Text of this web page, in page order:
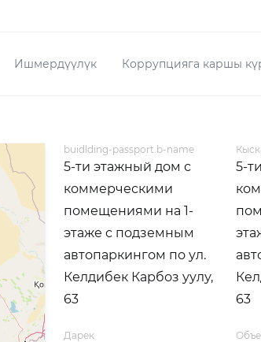
Ишмердүүлүк Коррупцияга каршы
buidlding-passport.b-name
5-ти этажный дом с
коммерческими
помещениями на 1-
этаже с подземным
автопаркингом по ул.
Келдибек Карбоз уулу,
63
5-
63
Дарек